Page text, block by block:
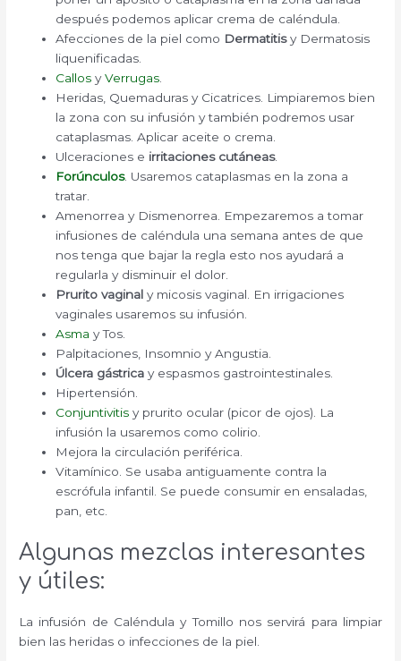
después podemos aplicar crema de caléndula.
Afecciones de la piel como Dermatitisy Dermatosis
liquenificadas.
CallosyVerrugas
Heridas, Quemaduras y Cicatrices. Limpiaremos bien
la zona con su infusión y también podremos usar
cataplasmas. Aplicar aceite o crema.
Ulceraciones e irritaciones cutáneas.
Forúnculos. Usaremos cataplasmas en la zona a
tratar.
Amenorrea y Dismenorrea. Empezaremos a tomar
infusiones de caléndula una semana antes de que
nos tenga que bajar la regla esto nos ayudará a
regularla y disminuir el dolor.
Prurito vaginal y micosis vaginal. En irrigaciones
vaginales usaremos su infusión.
Asmay Tos.
Palpitaciones, Insomnio y Angustia.
Úlcera gástrica y espasmos gastrointestinales.
Hipertensión.
Conjuntivitisy prurito ocular (picor de ojos). La
infusión la usaremos como colirio.
Mejora la circulación periférica.
Vitamínico. Se usaba antiguamente contra la
escrófula infantil. Se puede consumir en ensaladas,
pan, etc.
Algunas mezclas interesantes
y útiles:
La infusión de Caléndula y Tomillo nos servirá para limpiar
bien las heridas o infecciones de la piel.